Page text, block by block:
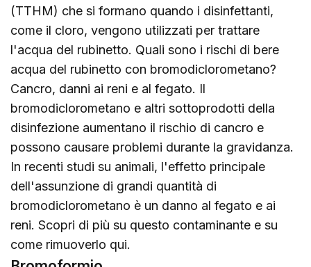
(TTHM) che si formano quando i disinfettanti,
come il cloro, vengono utilizzati per trattare
l'acqua del rubinetto. Quali sono i rischi di bere
acqua del rubinetto con bromodiclorometano?
Cancro, danni ai reni e al fegato. Il
bromodiclorometano e altri sottoprodotti della
disinfezione aumentano il rischio di cancro e
possono causare problemi durante la gravidanza.
In recenti studi su animali, l'effetto principale
dell'assunzione di grandi quantità di
bromodiclorometano è un danno al fegato e ai
reni. Scopri di più su questo contaminante e su
come rimuoverlo qui.